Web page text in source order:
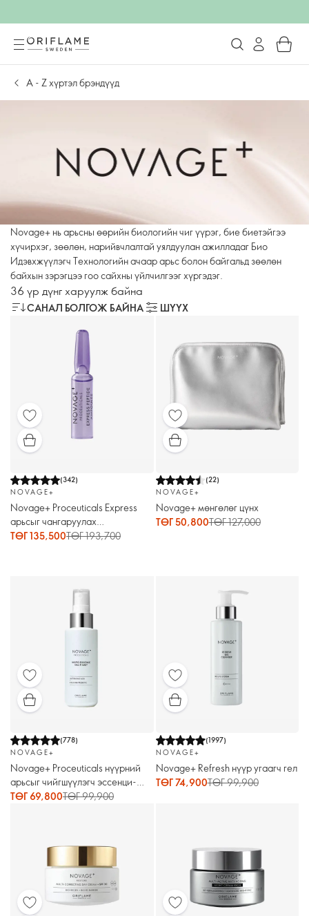
А - Z хүртэл брэндүүд
Novage+ нь арьсны өөрийн биологийн чиг үүрэг, бие биетэйгээ
хүчирхэг, зөөлөн, нарийвчлалтай уялдуулан ажилладаг Био
Идэвхжүүлэгч Технологийн ачаар арьс болон байгальд зөөлөн
байхын зэрэгцээ гоо сайхны үйлчилгээг хүргэдэг.
36 үр дүнг харуулж байна
САНАЛ БОЛГОЖ БАЙНА ШҮҮХ
(342)
NOVAGE+
Novage+ Proceuticals Express
арьсыг чангаруулах
үйлчилгээтэй пептидтэй бэлдмэл
ТӨГ 135,500ТӨГ 193,700
(22)
NOVAGE+
Novage+ мөнгөлөг цүнх
ТӨГ 50,800ТӨГ 127,000
(778)
NOVAGE+
Novage+ Proceuticals нүүрний
арьсыг чийгшүүлэгч эссенци-
шүршигч
ТӨГ 69,800ТӨГ 99,900
(1997)
NOVAGE+
Novage+ Refresh нүүр угаагч гел
ТӨГ 74,900ТӨГ 99,900